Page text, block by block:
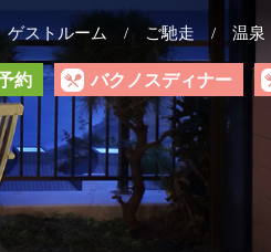
ゲストルーム ご馳走 温
約 バクノスディナー